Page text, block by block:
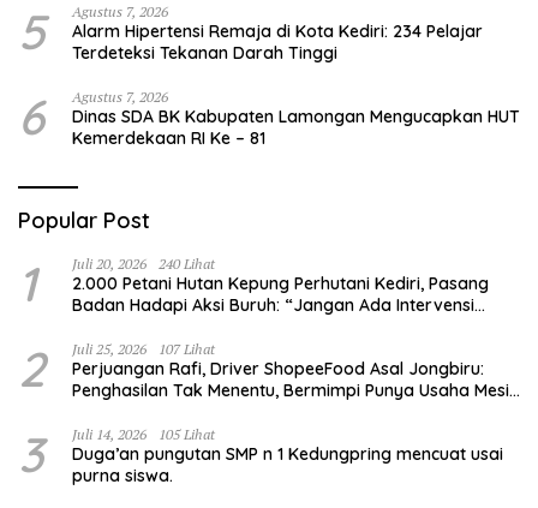
5 Agustus 7, 2026
Alarm Hipertensi Remaja di Kota Kediri: 234 Pelajar
Terdeteksi Tekanan Darah Tinggi
6 Agustus 7, 2026
Dinas SDA BK Kabupaten Lamongan Mengucapkan HUT
Kemerdekaan RI Ke – 81
Popular Post
1 Juli 20, 2026 240 Lihat
2.000 Petani Hutan Kepung Perhutani Kediri, Pasang
Badan Hadapi Aksi Buruh: “Jangan Ada Intervensi
2 Juli 25, 2026 107 Lihat
Perjuangan Rafi, Driver ShopeeFood Asal Jongbiru:
Penghasilan Tak Menentu, Bermimpi Punya Usaha Mesin
3 Juli 14, 2026 105 Lihat
Duga’an pungutan SMP n 1 Kedungpring mencuat usai
purna siswa.